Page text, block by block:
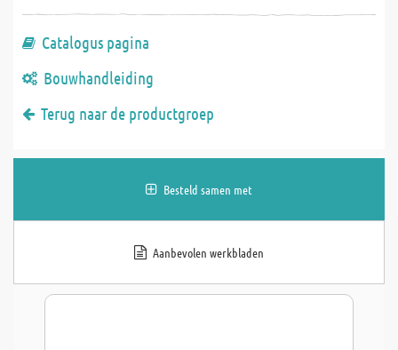
Catalogus pagina
Bouwhandleiding
Terug naar de productgroep
Besteld samen met
Aanbevolen werkbladen